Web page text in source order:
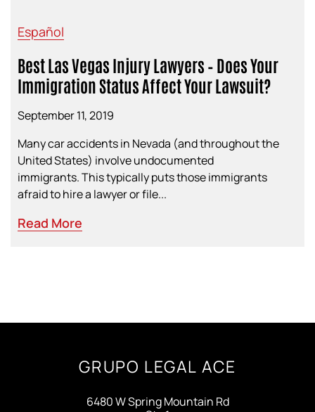
Español
Best Las Vegas Injury Lawyers – Does Your
Immigration Status Affect Your Lawsuit?
September 11, 2019
Many car accidents in Nevada (and throughout the
United States) involve undocumented
immigrants. This typically puts those immigrants
afraid to hire a lawyer or file...
Read More
GRUPO LEGAL ACE
6480 W Spring Mountain Rd